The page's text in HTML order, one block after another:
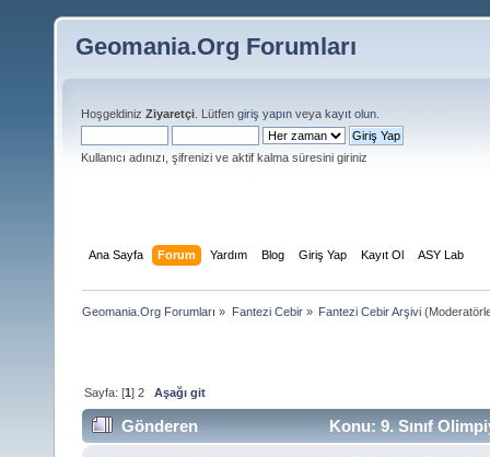
Geomania.Org Forumları
Hoşgeldiniz Ziyaretçi . Lütfen giriş yapın veya kayıt olun
Kullanıcı adınızı, şifrenizi ve aktif kalma süresini giriniz
Ana Sayfa Forum Yardım Blog Giriş Yap Kayıt Ol ASY Lab
Geomania.Org Forumları » Fantezi Cebir» Fantezi Cebir Arşivi
Sayfa: [1]2 Aşağı git
Gönderen Konu: 9. Sınıf